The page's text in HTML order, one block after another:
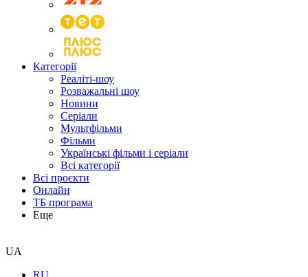
Категорії
Реаліті-шоу
Розважальні шоу
Новини
Серіали
Мультфільми
Фільми
Українські фільми і серіали
Всі категорії
Всі проєкти
Онлайн
ТБ програма
Еще
UA
RU